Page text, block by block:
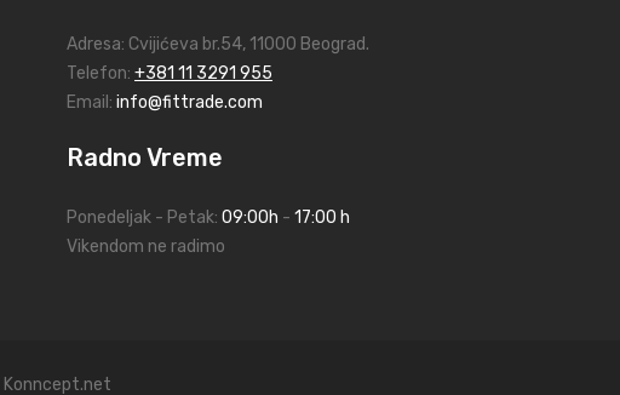
Adresa: Cvijićeva br.54, 11000 Beograd.
Telefon: +381 11 3291 955
Email: info@fittrade.com
Radno Vreme
Ponedeljak - Petak: 09:00h - 17:00 h
Vikendom ne radimo
Konncept.net